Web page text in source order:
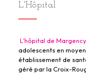
L'Hôpital
L’hôpital de Margency
adolescents en
établissement de
géré par la Croix-